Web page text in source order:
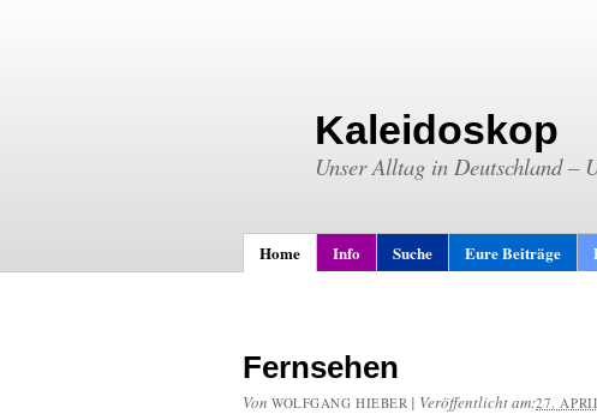
Kaleidoskop
Unser Alltag in Deutschland
Home Info Suche Eure Beiträge
Fernsehen
Von WOLFGANG HIEBER | Veröffentlicht am:27.